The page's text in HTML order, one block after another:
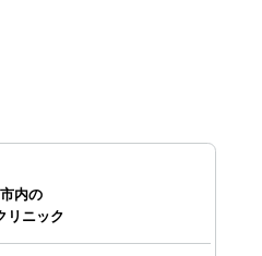
内の
リニック